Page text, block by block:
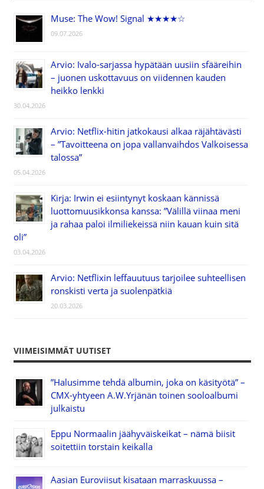
Muse: The Wow! Signal ★★★★☆
09.07.2026
Arvio: Ivalo-sarjassa hypätään uusiin sfääreihin
– juonen uskottavuus on viidennen kauden
heikko lenkki
30.04.2026
Arvio: Netflix-hitin jatkokausi alkaa räjähtävästi
– ”Tavoitteena on jopa vallanvaihdos Valkoisessa
talossa”
05.04.2026
Kirja: Irwin ei esiintynyt koskaan kännissä
luottomuusikkonsa kanssa: ”Välillä viinaa meni
ja rahaa paloi ilmiliekeissä niin kauan kuin sitä
oli”
03.04.2026
Arvio: Netflixin leffauutuus tarjoilee suhteellisen
ronskisti verta ja suolenpätkiä
20.03.2026
VIIMEISIMMÄT UUTISET
”Halusimme tehdä albumin, joka on käsityötä” –
CMX-yhtyeen A.W.Yrjänän toinen sooloalbumi
julkaistu
Eppu Normaalin jäähyväiskeikat – nämä biisit
soitettiin torstain keikalla
Aasian Euroviisut kisataan marraskuussa –